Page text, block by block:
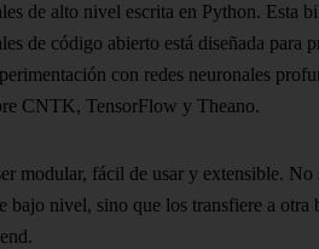
de alto nivel escrita en Python. Esta
de código abierto está diseñada para
con redes neuronales
CNTK, TensorFlow y Theano.
modular, fácil de usar y extensible. No
bajo nivel, sino que los transfiere a otra